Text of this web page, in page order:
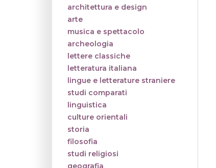
architettura e design
arte
musica e spettacolo
archeologia
lettere classiche
letteratura italiana
lingue e letterature straniere
studi comparati
linguistica
culture orientali
storia
filosofia
studi religiosi
geografia